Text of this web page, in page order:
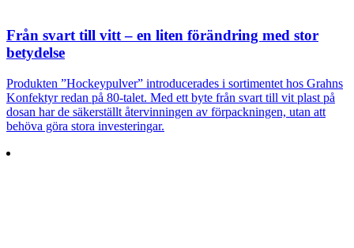
Från svart till vitt – en liten förändring med stor
betydelse
Produkten ”Hockeypulver” introducerades i sortimentet hos Grahns
Konfektyr redan på 80-talet. Med ett byte från svart till vit plast på
dosan har de säkerställt återvinningen av förpackningen, utan att
behöva göra stora investeringar.